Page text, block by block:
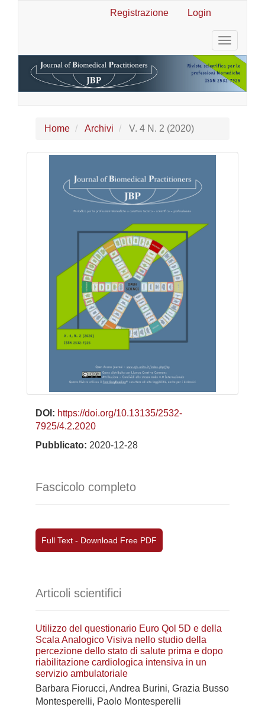
Barra
laterale
Registrazione Login
Toggle
Home Archivi V. 4 N. 2 (2020)
DOI: https://doi.org/10.13135/2532-
7925/4.2.2020
Pubblicato: 2020-12-28
Fascicolo completo
Full Text - Download Free PDF
Articoli scientifici
Utilizzo del questionario Euro Qol 5D e della
Scala Analogico Visiva nello studio della
percezione dello stato di salute prima e dopo
riabilitazione cardiologica intensiva in un
servizio ambulatoriale
Barbara Fiorucci, Andrea Burini, Grazia Busso
Montesperelli, Paolo Montesperelli